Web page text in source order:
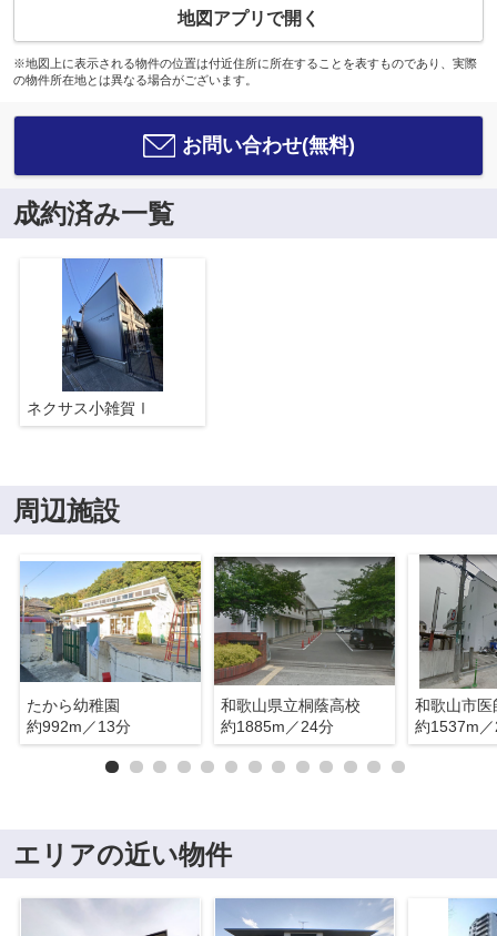
地図アプリで開く
※地図上に表示される物件の位置は付近住所に所在することを表すものであり、実際
の物件所在地とは異なる場合がございます。
お問い合わせ(無料)
成約済み一覧
ネクサス小雑賀Ⅰ
周辺施設
たから幼稚園
約992m／13分
和歌山県立桐蔭高校
約1885m／24分
約1537m
エリアの近い物件